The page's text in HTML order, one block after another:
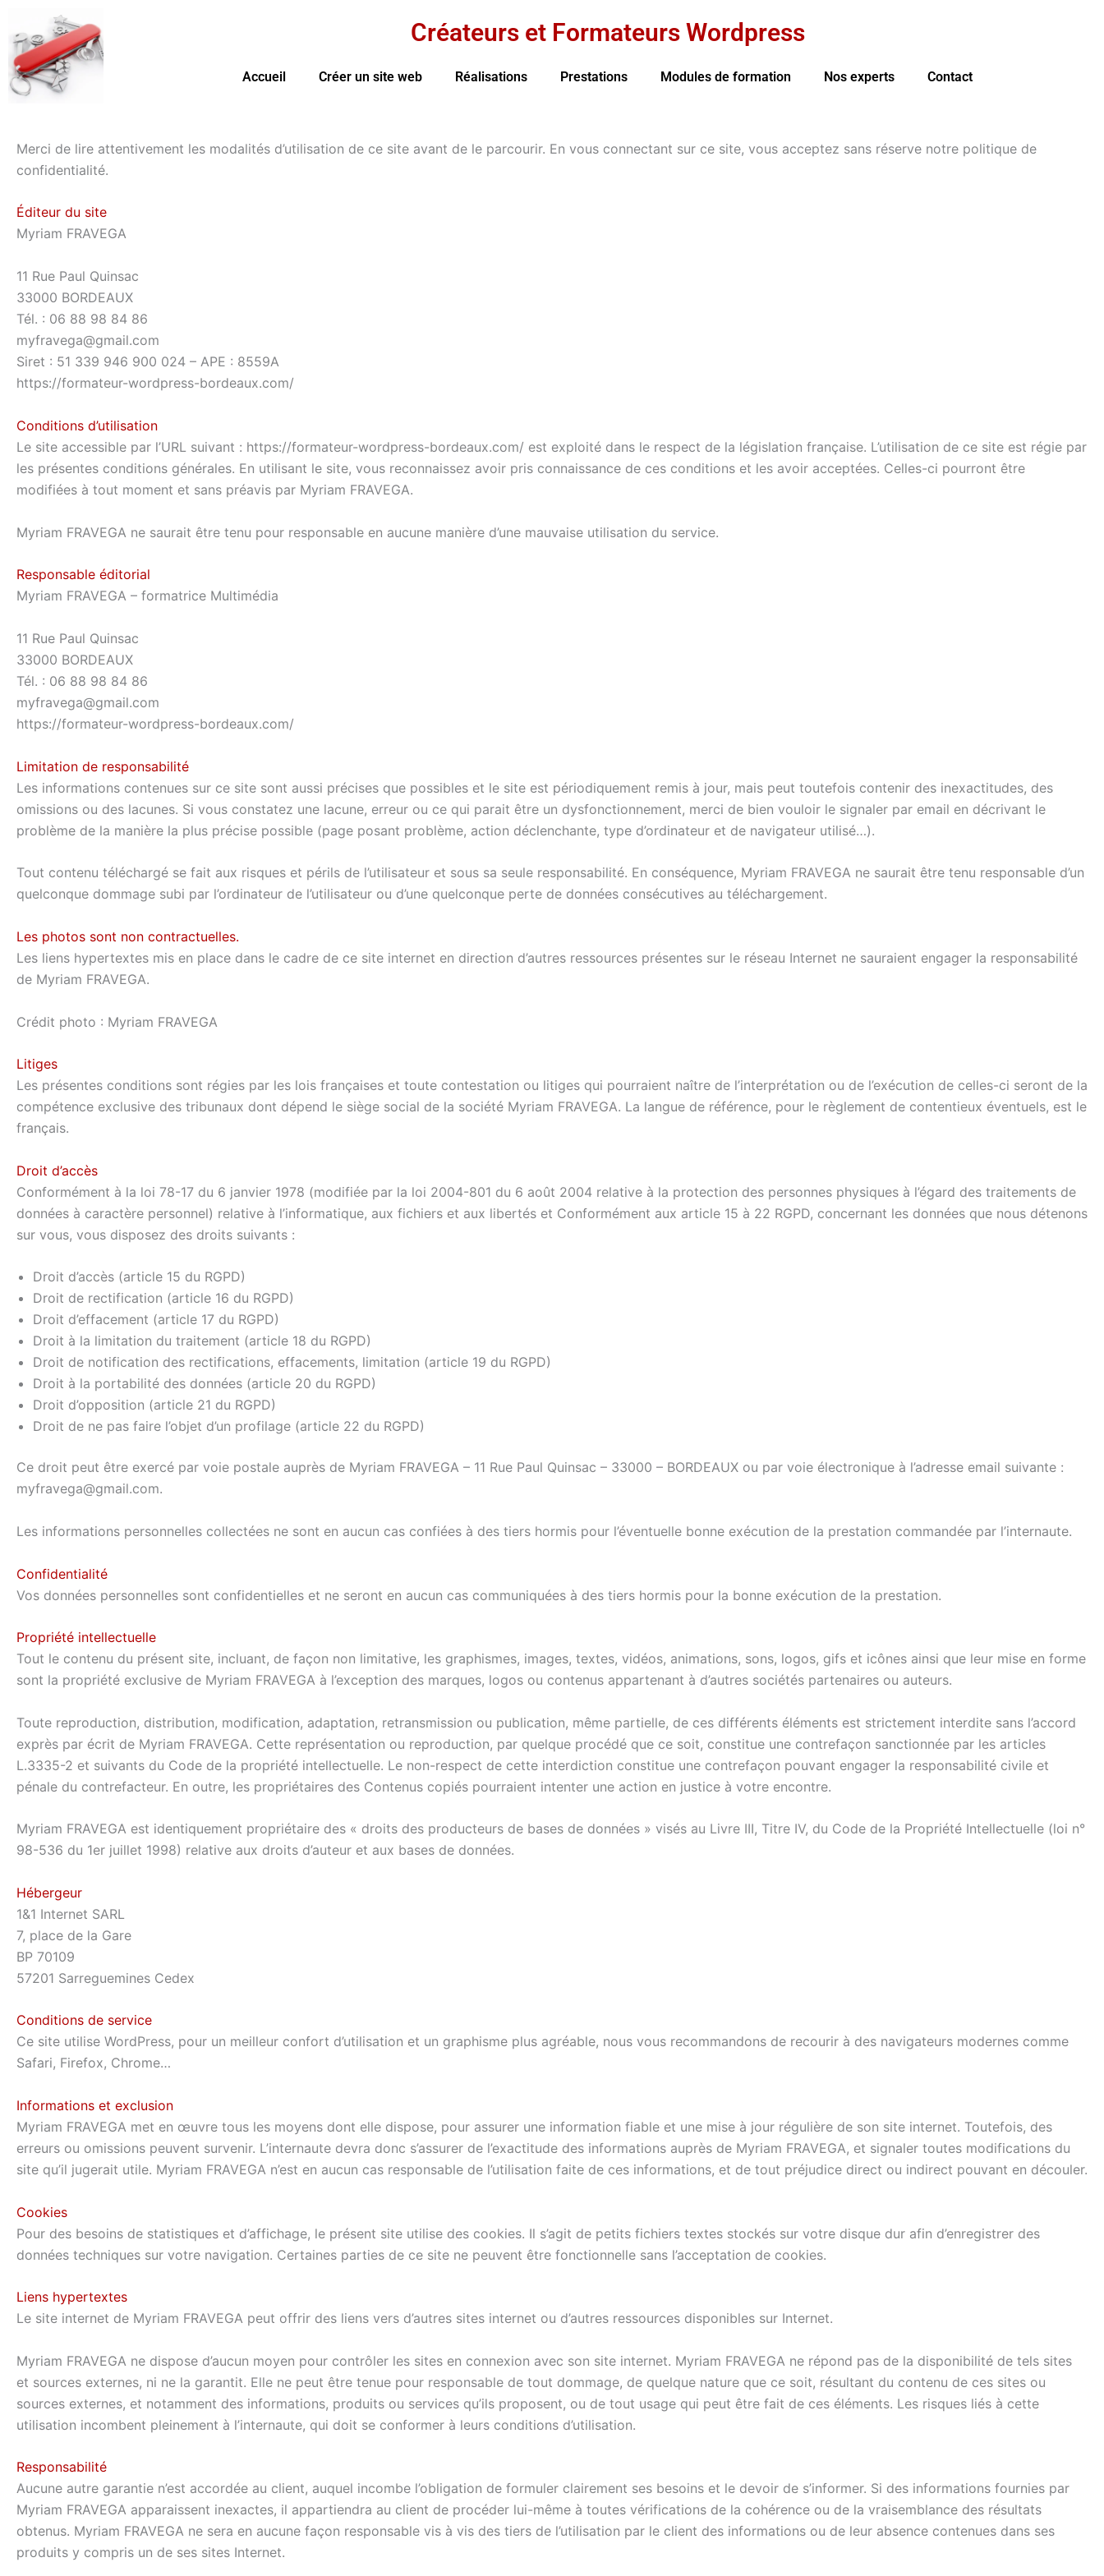
contenu
Créateurs et Formateurs Wordpress
Accueil Créer un site web Réalisations Prestations Modules de formation Nos experts Contact
Merci de lire attentivement les modalités d’utilisation de ce site avant de le parcourir. En vous connectant sur ce site, vous acceptez sans réserve notre politique de
confidentialité.
Éditeur du site
Myriam FRAVEGA
11 Rue Paul Quinsac
33000 BORDEAUX
Tél. : 06 88 98 84 86
myfravega@gmail.com
Siret : 51 339 946 900 024 – APE : 8559A
https://formateur-wordpress-bordeaux.com/
Conditions d’utilisation
Le site accessible par l’URL suivant : https://formateur-wordpress-bordeaux.com/ est exploité dans le respect de la législation française. L’utilisation de ce site est régie par
les présentes conditions générales. En utilisant le site, vous reconnaissez avoir pris connaissance de ces conditions et les avoir acceptées. Celles-ci pourront être
modifiées à tout moment et sans préavis par Myriam FRAVEGA.
Myriam FRAVEGA ne saurait être tenu pour responsable en aucune manière d’une mauvaise utilisation du service.
Responsable éditorial
Myriam FRAVEGA – formatrice Multimédia
11 Rue Paul Quinsac
33000 BORDEAUX
Tél. : 06 88 98 84 86
myfravega@gmail.com
https://formateur-wordpress-bordeaux.com/
Limitation de responsabilité
Les informations contenues sur ce site sont aussi précises que possibles et le site est périodiquement remis à jour, mais peut toutefois contenir des inexactitudes, des
omissions ou des lacunes. Si vous constatez une lacune, erreur ou ce qui parait être un dysfonctionnement, merci de bien vouloir le signaler par email en décrivant le
problème de la manière la plus précise possible (page posant problème, action déclenchante, type d’ordinateur et de navigateur utilisé…).
Tout contenu téléchargé se fait aux risques et périls de l’utilisateur et sous sa seule responsabilité. En conséquence, Myriam FRAVEGA ne saurait être tenu responsable d’un
quelconque dommage subi par l’ordinateur de l’utilisateur ou d’une quelconque perte de données consécutives au téléchargement.
Les photos sont non contractuelles.
Les liens hypertextes mis en place dans le cadre de ce site internet en direction d’autres ressources présentes sur le réseau Internet ne sauraient engager la responsabilité
de Myriam FRAVEGA.
Crédit photo : Myriam FRAVEGA
Litiges
Les présentes conditions sont régies par les lois françaises et toute contestation ou litiges qui pourraient naître de l’interprétation ou de l’exécution de celles-ci seront de la
compétence exclusive des tribunaux dont dépend le siège social de la société Myriam FRAVEGA. La langue de référence, pour le règlement de contentieux éventuels, est le
français.
Droit d’accès
Conformément à la loi 78-17 du 6 janvier 1978 (modifiée par la loi 2004-801 du 6 août 2004 relative à la protection des personnes physiques à l’égard des traitements de
données à caractère personnel) relative à l’informatique, aux fichiers et aux libertés et Conformément aux article 15 à 22 RGPD, concernant les données que nous détenons
sur vous, vous disposez des droits suivants :
Droit d’accès (article 15 du RGPD)
Droit de rectification (article 16 du RGPD)
Droit d’effacement (article 17 du RGPD)
Droit à la limitation du traitement (article 18 du RGPD)
Droit de notification des rectifications, effacements, limitation (article 19 du RGPD)
Droit à la portabilité des données (article 20 du RGPD)
Droit d’opposition (article 21 du RGPD)
Droit de ne pas faire l’objet d’un profilage (article 22 du RGPD)
Ce droit peut être exercé par voie postale auprès de Myriam FRAVEGA – 11 Rue Paul Quinsac – 33000 – BORDEAUX ou par voie électronique à l’adresse email suivante :
myfravega@gmail.com.
Les informations personnelles collectées ne sont en aucun cas confiées à des tiers hormis pour l’éventuelle bonne exécution de la prestation commandée par l’internaute.
Confidentialité
Vos données personnelles sont confidentielles et ne seront en aucun cas communiquées à des tiers hormis pour la bonne exécution de la prestation.
Propriété intellectuelle
Tout le contenu du présent site, incluant, de façon non limitative, les graphismes, images, textes, vidéos, animations, sons, logos, gifs et icônes ainsi que leur mise en forme
sont la propriété exclusive de Myriam FRAVEGA à l’exception des marques, logos ou contenus appartenant à d’autres sociétés partenaires ou auteurs.
Toute reproduction, distribution, modification, adaptation, retransmission ou publication, même partielle, de ces différents éléments est strictement interdite sans l’accord
exprès par écrit de Myriam FRAVEGA. Cette représentation ou reproduction, par quelque procédé que ce soit, constitue une contrefaçon sanctionnée par les articles
L.3335-2 et suivants du Code de la propriété intellectuelle. Le non-respect de cette interdiction constitue une contrefaçon pouvant engager la responsabilité civile et
pénale du contrefacteur. En outre, les propriétaires des Contenus copiés pourraient intenter une action en justice à votre encontre.
Myriam FRAVEGA est identiquement propriétaire des « droits des producteurs de bases de données » visés au Livre III, Titre IV, du Code de la Propriété Intellectuelle (loi n°
98-536 du 1er juillet 1998) relative aux droits d’auteur et aux bases de données.
Hébergeur
1&1 Internet SARL
7, place de la Gare
BP 70109
57201 Sarreguemines Cedex
Conditions de service
Ce site utilise WordPress, pour un meilleur confort d’utilisation et un graphisme plus agréable, nous vous recommandons de recourir à des navigateurs modernes comme
Safari, Firefox, Chrome…
Informations et exclusion
Myriam FRAVEGA met en œuvre tous les moyens dont elle dispose, pour assurer une information fiable et une mise à jour régulière de son site internet. Toutefois, des
erreurs ou omissions peuvent survenir. L’internaute devra donc s’assurer de l’exactitude des informations auprès de Myriam FRAVEGA, et signaler toutes modifications du
site qu’il jugerait utile. Myriam FRAVEGA n’est en aucun cas responsable de l’utilisation faite de ces informations, et de tout préjudice direct ou indirect pouvant en découler.
Cookies
Pour des besoins de statistiques et d’affichage, le présent site utilise des cookies. Il s’agit de petits fichiers textes stockés sur votre disque dur afin d’enregistrer des
données techniques sur votre navigation. Certaines parties de ce site ne peuvent être fonctionnelle sans l’acceptation de cookies.
Liens hypertextes
Le site internet de Myriam FRAVEGA peut offrir des liens vers d’autres sites internet ou d’autres ressources disponibles sur Internet.
Myriam FRAVEGA ne dispose d’aucun moyen pour contrôler les sites en connexion avec son site internet. Myriam FRAVEGA ne répond pas de la disponibilité de tels sites
et sources externes, ni ne la garantit. Elle ne peut être tenue pour responsable de tout dommage, de quelque nature que ce soit, résultant du contenu de ces sites ou
sources externes, et notamment des informations, produits ou services qu’ils proposent, ou de tout usage qui peut être fait de ces éléments. Les risques liés à cette
utilisation incombent pleinement à l’internaute, qui doit se conformer à leurs conditions d’utilisation.
Responsabilité
Aucune autre garantie n’est accordée au client, auquel incombe l’obligation de formuler clairement ses besoins et le devoir de s’informer. Si des informations fournies par
Myriam FRAVEGA apparaissent inexactes, il appartiendra au client de procéder lui-même à toutes vérifications de la cohérence ou de la vraisemblance des résultats
obtenus. Myriam FRAVEGA ne sera en aucune façon responsable vis à vis des tiers de l’utilisation par le client des informations ou de leur absence contenues dans ses
produits y compris un de ses sites Internet.